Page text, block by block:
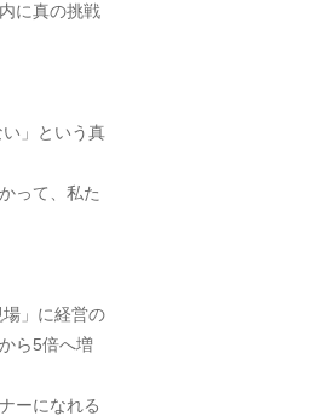
に真の挑戦
」という真
って、私た
」に経営の
ら5倍へ増
ーになれる